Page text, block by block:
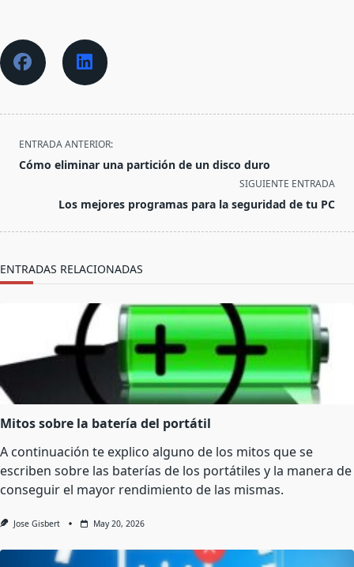
<span
class="nav-
text">Página</span>
ENTRADA ANTERIOR:
Cómo eliminar una partición de un disco duro
SIGUIENTE ENTRADA
Los mejores programas para la seguridad de tu PC
ENTRADAS RELACIONADAS
Mitos sobre la batería del portátil
A continuación te explico alguno de los mitos que se
escriben sobre las baterías de los portátiles y la manera de
conseguir el mayor rendimiento de las mismas.
Jose Gisbert May 20, 2026